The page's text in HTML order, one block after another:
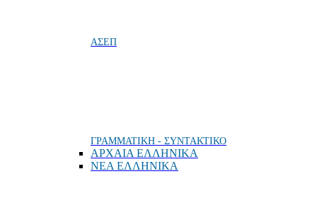
ΑΣΕΠ
ΓΡΑΜΜΑΤΙΚΗ - ΣΥΝΤΑΚΤΙΚΟ
ΑΡΧΑΙΑ ΕΛΛΗΝΙΚΑ
ΝΕΑ ΕΛΛΗΝΙΚΑ